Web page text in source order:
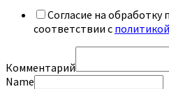
Согласие на обработку
соответствии с
Комментарий
Name